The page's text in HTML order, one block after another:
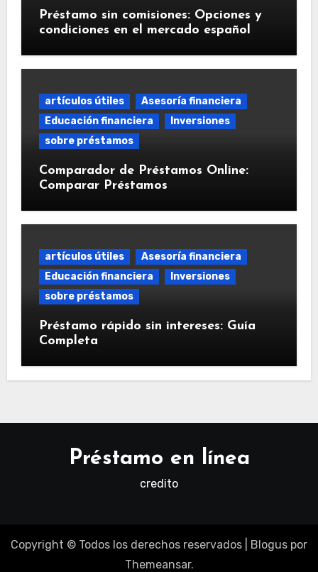
Préstamo sin comisiones: Opciones y
condiciones en el mercado español
artículos útiles
Asesoría financiera
Educación financiera
Inversiones
sobre préstamos
Comparador de Préstamos Online:
Comparar Préstamos
artículos útiles
Asesoría financiera
Educación financiera
Inversiones
sobre préstamos
Préstamo rápido sin intereses: Guía
Completa
Préstamo en línea
credito
Copyright © Todos los derechos reservados Blogus por
Themeansar.